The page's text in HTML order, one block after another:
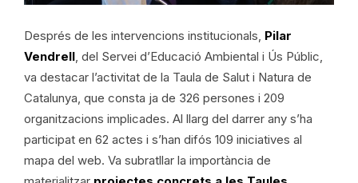
Després de les intervencions institucionals, Pilar
Vendrell, del Servei d’Educació Ambiental i Ús Públic,
va destacar l’activitat de la Taula de Salut i Natura de
Catalunya, que consta ja de 326 persones i 209
organitzacions implicades. Al llarg del darrer any s’ha
participat en 62 actes i s’han difós 109 iniciatives al
mapa del web. Va subratllar la importància de